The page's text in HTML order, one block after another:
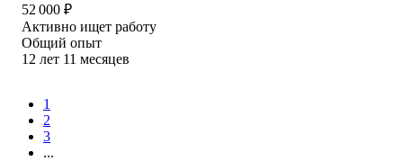
52 000 ₽
Активно ищет работу
Общий опыт
12 лет 11 месяцев
1
2
3
...